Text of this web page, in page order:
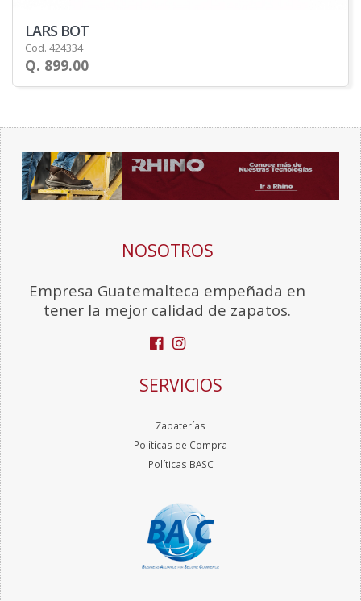
LARS BOT
Cod. 424334
Q. 899.00
NOSOTROS
Empresa Guatemalteca empeñada en
tener la mejor calidad de zapatos.
SERVICIOS
Zapaterías
Políticas de Compra
Políticas BASC